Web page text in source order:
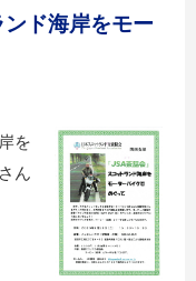
ンド海岸をモー
を
ん